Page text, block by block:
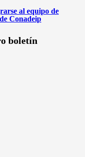
al equipo de
Conadeip
boletín